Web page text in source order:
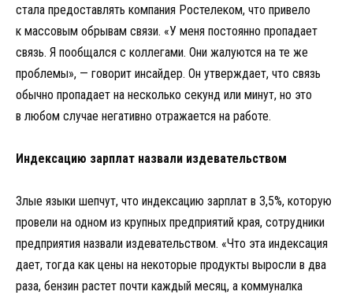
стала предоставлять компания Ростелеком, что привело
к массовым обрывам связи. «У меня постоянно пропадает
связь. Я пообщался с коллегами. Они жалуются на те же
проблемы», — говорит инсайдер. Он утверждает, что связь
обычно пропадает на несколько секунд или минут, но это
в любом случае негативно отражается на работе.
Индексацию зарплат назвали издевательством
Злые языки шепчут, что индексацию зарплат в 3,5%, которую
провели на одном из крупных предприятий края, сотрудники
предприятия назвали издевательством. «Что эта индексация
дает, тогда как цены на некоторые продукты выросли в два
раза, бензин растет почти каждый месяц, а коммуналка